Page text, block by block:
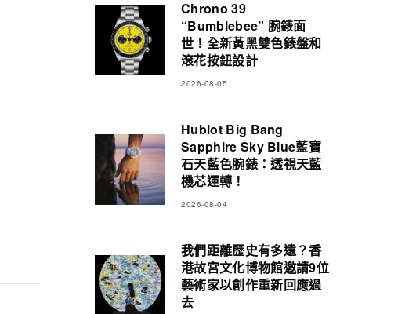
Chrono 39
“Bumblebee” 腕錶面
世！全新黃黑雙色錶盤和
滾花按鈕設計
2026-08-05
Hublot Big Bang
Sapphire Sky Blue藍寶
石天藍色腕錶：透視天藍
機芯運轉！
2026-08-04
我們距離歷史有多遠？香
港故宮文化博物館邀請9位
藝術家以創作重新回應過
去